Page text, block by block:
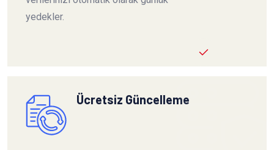
yedekler.
Ücretsiz Güncelleme